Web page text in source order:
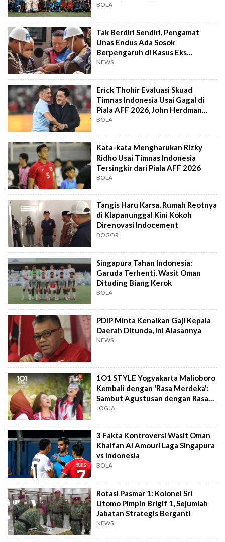
BOLA
Tak Berdiri Sendiri, Pengamat
Unas Endus Ada Sosok
Berpengaruh di Kasus Eks
Jampidsus
NEWS
Erick Thohir Evaluasi Skuad
Timnas Indonesia Usai Gagal di
Piala AFF 2026, John Herdman
Out?
BOLA
Kata-kata Mengharukan Rizky
Ridho Usai Timnas Indonesia
Tersingkir dari Piala AFF 2026
BOLA
Tangis Haru Karsa, Rumah Reotnya
di Klapanunggal Kini Kokoh
Direnovasi Indocement
BOGOR
Singapura Tahan Indonesia:
Garuda Terhenti, Wasit Oman
Dituding Biang Kerok
BOLA
PDIP Minta Kenaikan Gaji Kepala
Daerah Ditunda, Ini Alasannya
NEWS
1O1 STYLE Yogyakarta Malioboro
Kembali dengan 'Rasa Merdeka':
Sambut Agustusan dengan Rasa
dan Tawa
JOGJA
3 Fakta Kontroversi Wasit Oman
Khalfan Al Amouri Laga Singapura
vs Indonesia
BOLA
Rotasi Pasmar 1: Kolonel Sri
Utomo Pimpin Brigif 1, Sejumlah
Jabatan Strategis Berganti
NEWS